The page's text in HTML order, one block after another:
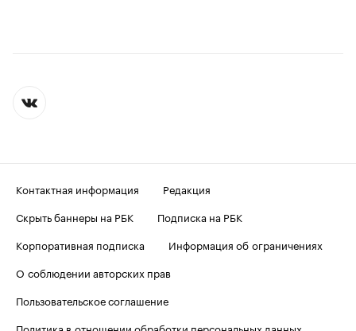
Контактная информация
Редакция
Скрыть баннеры на РБК
Подписка на РБК
Корпоративная подписка
Информация об ограничениях
О соблюдении авторских прав
Пользовательское соглашение